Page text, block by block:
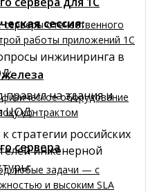
отечественного
работы приложений 1С
оборудование
контрактом
сервера
любые задачи — с
и высоким SLA
сессия:
инжиниринга в
правил на здания и
ЦОД;
стратегии российских
инженерной